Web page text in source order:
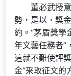
董必武授
勢，是以，獎
約。“茅盾獎學
年文藝任務者”
這就不難使評
金”采取征文的